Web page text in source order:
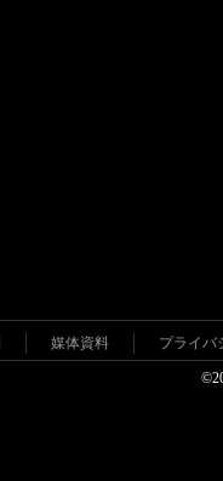
媒体資料 プライバ